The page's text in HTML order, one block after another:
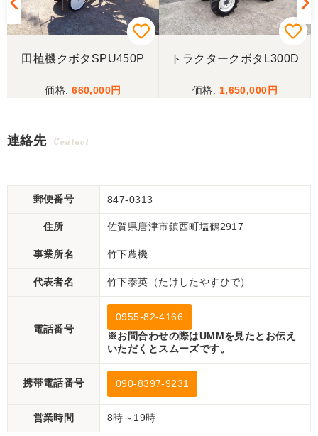
田植機クボタSPU450P
660,000
トラクタークボタL300D
1,650,000
連絡先 Contact
郵便番号 847-0313
住所 佐賀県唐津市鎮西町塩鶴2917
事業所名 竹下農機
代表者名 竹下泰英（たけしたやすひで）
電話番号
0955-82-4166
※お問合わせの際はUMMを見たとお伝え
いただくとスムーズです。
携帯電話番号 090-8397-9231
営業時間 8時～19時